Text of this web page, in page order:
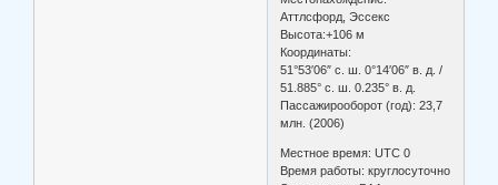
Аттлсфорд, Эссекс
Высота:+106 м
Координаты:
51°53′06″ с. ш. 0°14′06″ в. д. /
51.885° с. ш. 0.235° в. д.
Пассажирооборот (год): 23,7
млн. (2006)
Местное время: UTC 0
Время работы: круглосуточно